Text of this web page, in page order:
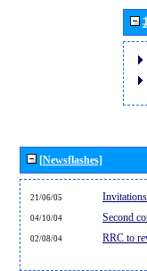
[Newsflashes]
21/06/05
04/10/04 Second
02/08/04 RRC to